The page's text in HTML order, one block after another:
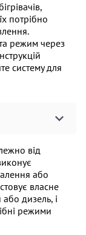
потрібно
режим через
систему для
від
або
власне
дизель, і
режими